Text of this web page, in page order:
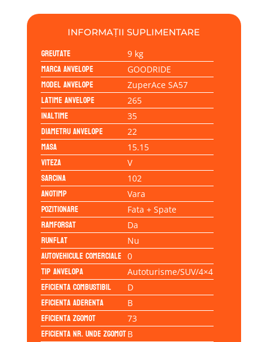
INFORMAȚII SUPLIMENTARE
Greutate 9 kg
Marca anvelope GOODRIDE
Model anvelope ZuperAce SA57
Latime anvelope 265
Inaltime 35
Diametru anvelope 22
Masa 15.15
Viteza V
Sarcina 102
Anotimp Vara
Pozitionare Fata + Spate
Ramforsat Da
Runflat Nu
Autovehicule comerciale 0
Tip anvelopa Autoturisme/SUV/4×4
Eficienta Combustibil D
Eficienta Aderenta B
Eficienta Zgomot 73
Eficienta Nr. Unde ZgomotB